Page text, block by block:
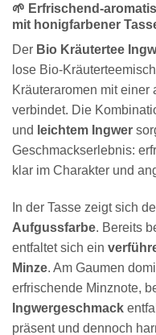
🌱 Erfrischend-
mit honigfarbener
Der Bio Kräutertee
lose Bio-
Kräuteraromen mit
verbindet. Die
und leichtem Ingwer
Geschmackserlebnis:
klar im Charakter und
In der Tasse zeigt sich
Aufgussfarbe. Bereits
entfaltet sich ein
Minze. Am Gaumen
erfrischende Minznote,
Ingwergeschmack
präsent und dennoch